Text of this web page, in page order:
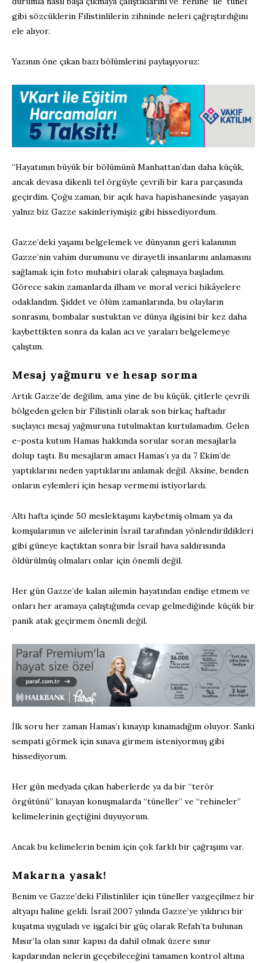
gibi sözcüklerin Filistinlilerin zihninde neleri çağrıştırdığını
ele alıyor.
Yazının öne çıkan bazı bölümlerini paylaşıyoruz:
“Hayatımın büyük bir bölümünü Manhattan’dan daha küçük,
ancak devasa dikenli tel örgüyle çevrili bir kara parçasında
geçirdim. Çoğu zaman, bir açık hava hapishanesinde yaşayan
yalnız biz Gazze sakinleriymişiz gibi hissediyordum.
Gazze’deki yaşamı belgelemek ve dünyanın geri kalanının
Gazze’nin vahim durumunu ve dirayetli insanlarını anlamasını
sağlamak için foto muhabiri olarak çalışmaya başladım.
Görece sakin zamanlarda ilham ve moral verici hikâyelere
odaklandım. Şiddet ve ölüm zamanlarında, bu olayların
sonrasını, bombalar sustuktan ve dünya ilgisini bir kez daha
kaybettikten sonra da kalan acı ve yaraları belgelemeye
çalıştım.
Mesaj yağmuru ve hesap sorma
Artık Gazze’de değilim, ama yine de bu küçük, çitlerle çevrili
bölgeden gelen bir Filistinli olarak son birkaç haftadır
suçlayıcı mesaj yağmuruna tutulmaktan kurtulamadım. Gelen
e-posta kutum Hamas hakkında sorular soran mesajlarla
dolup taştı. Bu mesajların amacı Hamas’ı ya da 7 Ekim’de
yaptıklarını neden yaptıklarını anlamak değil. Aksine, benden
onların eylemleri için hesap vermemi istiyorlardı.
Altı hafta içinde 50 meslektaşımı kaybetmiş olmam ya da
komşularımın ve ailelerinin İsrail tarafından yönlendirildikleri
gibi güneye kaçtıktan sonra bir İsrail hava saldırısında
öldürülmüş olmaları onlar için önemli değil.
Her gün Gazze’de kalan ailemin hayatından endişe etmem ve
onları her aramaya çalıştığımda cevap gelmediğinde küçük bir
panik atak geçirmem önemli değil.
İlk soru her zaman Hamas’ı kınayıp kınamadığım oluyor. Sanki
sempati görmek için sınava girmem isteniyormuş gibi
hissediyorum.
Her gün medyada çıkan haberlerde ya da bir “terör
örgütünü” kınayan konuşmalarda “tüneller” ve “rehineler”
kelimelerinin geçtiğini duyuyorum.
Ancak bu kelimelerin benim için çok farklı bir çağrışımı var.
Makarna yasak!
Benim ve Gazze’deki Filistinliler için tüneller vazgeçilmez bir
altyapı haline geldi. İsrail 2007 yılında Gazze’ye yıldırıcı bir
kuşatma uyguladı ve işgalci bir güç olarak Refah’ta bulunan
Mısır’la olan sınır kapısı da dahil olmak üzere sınır
kapılarından nelerin geçebileceğini tamamen kontrol altına